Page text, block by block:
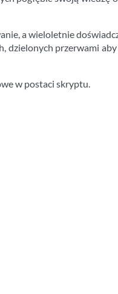
a wieloletnie
dzielonych przerwami
w postaci skryptu.